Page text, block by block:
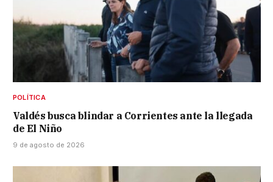
POLÍTICA
Valdés busca blindar a Corrientes ante la llegada
de El Niño
9 de agosto de 2026